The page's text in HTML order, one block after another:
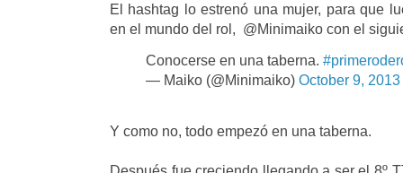
El hashtag lo estrenó una mujer, para que
en el mundo del rol, @Minimaiko con el
Conocerse en una taberna.
— Maiko (@Minimaiko) October 9, 2013
Y como no, todo empezó en una taberna.